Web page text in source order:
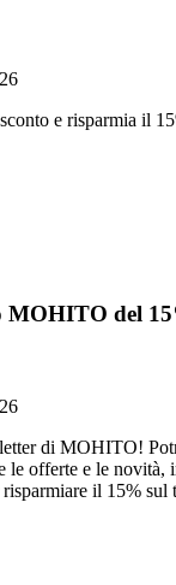
e risparmia il
MOHITO del
di MOHITO!
le offerte e le novità,
il 15% sul